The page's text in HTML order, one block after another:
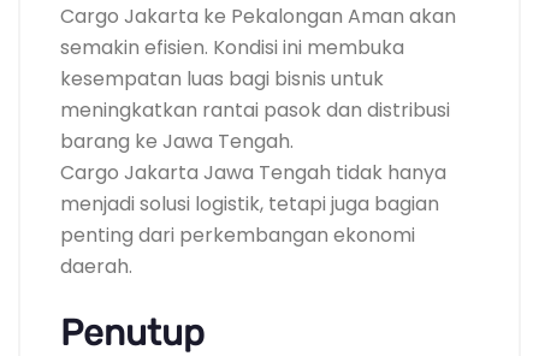
Cargo Jakarta ke Pekalongan Aman akan
semakin efisien. Kondisi ini membuka
kesempatan luas bagi bisnis untuk
meningkatkan rantai pasok dan distribusi
barang ke Jawa Tengah.
Cargo Jakarta Jawa Tengah tidak hanya
menjadi solusi logistik, tetapi juga bagian
penting dari perkembangan ekonomi
daerah.
Penutup